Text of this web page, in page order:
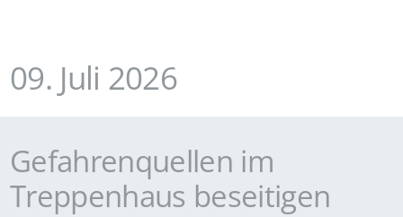
09. Juli 2026
Gefahrenquellen im
Treppenhaus beseitigen